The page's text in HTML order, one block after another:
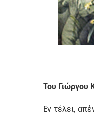
Του Γιώργου
Εν τέλει,